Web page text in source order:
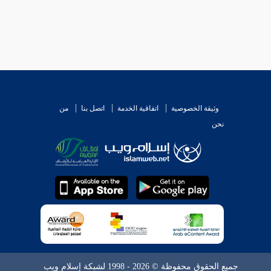
بقيت " فجعلهم مصلين معه لما يسمى ركعة .
" متراخيا عن مسمى " الركعة " إلا أنه ظاهر ضعيف
أعلم .
وثيقة الخصوصية اتفاقية الخدمة اتصل بنا
من
نحن
جميع الحقوق محفوظة © 2026 - 1998 لشبكة إسلام ويب